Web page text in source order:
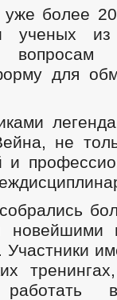
более
ученых
для
не
новейшими